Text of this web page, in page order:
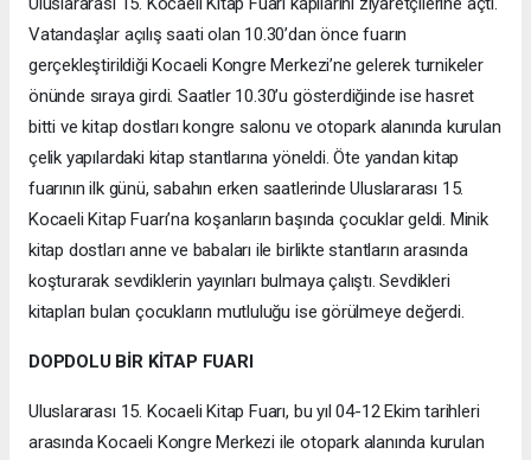
Vatandaşlar açılış saati olan 10.30’dan önce fuarın
gerçekleştirildiği Kocaeli Kongre Merkezi’ne gelerek turnikeler
önünde sıraya girdi. Saatler 10.30’u gösterdiğinde ise hasret
bitti ve kitap dostları kongre salonu ve otopark alanında kurulan
çelik yapılardaki kitap stantlarına yöneldi. Öte yandan kitap
fuarının ilk günü, sabahın erken saatlerinde Uluslararası 15.
Kocaeli Kitap Fuarı’na koşanların başında çocuklar geldi. Minik
kitap dostları anne ve babaları ile birlikte stantların arasında
koşturarak sevdiklerin yayınları bulmaya çalıştı. Sevdikleri
kitapları bulan çocukların mutluluğu ise görülmeye değerdi.
DOPDOLU BİR KİTAP FUARI
Uluslararası 15. Kocaeli Kitap Fuarı, bu yıl 04-12 Ekim tarihleri
arasında Kocaeli Kongre Merkezi ile otopark alanında kurulan